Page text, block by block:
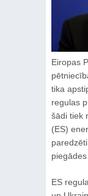
Eiropas
tika
regulas
šādi tiek
(ES)
ES